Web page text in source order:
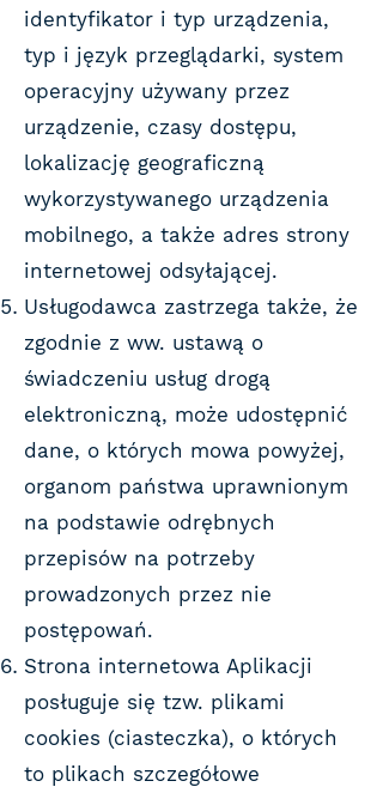
identyfikator i typ urządzenia,
typ i język przeglądarki, system
operacyjny używany przez
urządzenie, czasy dostępu,
lokalizację geograficzną
wykorzystywanego urządzenia
mobilnego, a także adres strony
internetowej odsyłającej.
Usługodawca zastrzega także, że
zgodnie z ww. ustawą o
świadczeniu usług drogą
elektroniczną, może udostępnić
dane, o których mowa powyżej,
organom państwa uprawnionym
na podstawie odrębnych
przepisów na potrzeby
prowadzonych przez nie
postępowań.
Strona internetowa Aplikacji
posługuje się tzw. plikami
cookies (ciasteczka), o których
to plikach szczegółowe